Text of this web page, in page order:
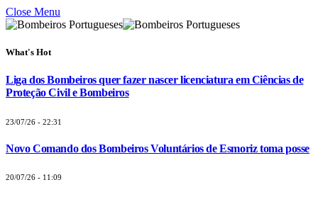
Close Menu
What's Hot
Liga dos Bombeiros quer fazer nascer licenciatura em Ciências de
Proteção Civil e Bombeiros
23/07/26 - 22:31
Novo Comando dos Bombeiros Voluntários de Esmoriz toma posse
20/07/26 - 11:09